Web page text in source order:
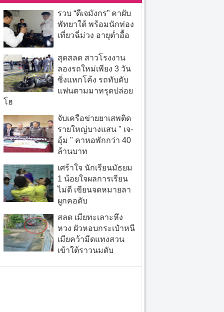
รวบ “ดีเจมังกร” คาผับ
พัทยาใต้ พร้อมนักท่อง
เที่ยวฉี่ม่วง อายุต่ำอื้อ
สุดสลด สาวโรงงาน
ลองรถใหม่เพียง 3 วัน
ซิ่งแหกโค้ง รถทับดับ
แฟนตามมาทรุดปล่อย
โฮ
จับเครือข่ายยาเสพติด
รายใหญ่บางแสน " เจ-
อุ้ม " คาหอพักกว่า 40
ล้านบาท
เศร้าใจ นักเรียนมัธยม
1 น้อยใจผลการเรียน
ไม่ดี เขียนจดหมายลา
ผูกคอดับ
สลด เมียทะเลาะหึง
หวง ผัวหอบกระเป๋าหนี
เมียคว้ามีดแทงสวน
เข้าใต้ราวนมดับ